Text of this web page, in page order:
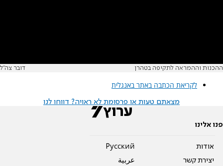
ההכנות וההמראה לתקיפה בטהרן דובר צה"ל
לקריאת הכתבה באתר באנגלית
מצאתם טעות או פרסומת לא ראויה? דווחו לנו
פנו אלינו
אודות
יצירת קשר
Pусский
عربية